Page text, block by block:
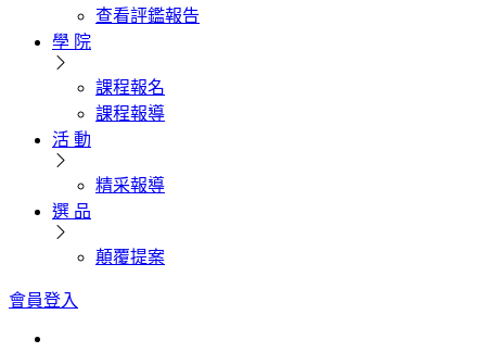
查看評鑑報告
學 院
課程報名
課程報導
活 動
精采報導
選 品
顛覆提案
會員登入